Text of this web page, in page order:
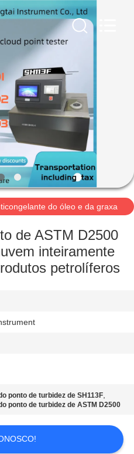
do óleo e da graxa
de ASTM D2500
inteiramente
petrolíferos
ponto de turbidez de SH113F,
ponto de turbidez de ASTM D2500